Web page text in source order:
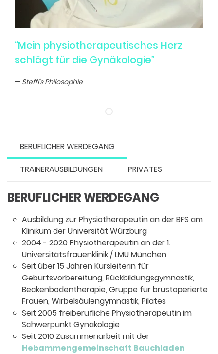
“Mein physiotherapeutisches Herz
schlägt für die Gynäkologie”
Steffi’s Philosophie
BERUFLICHER WERDEGANG
TRAINERAUSBILDUNGEN PRIVATES
BERUFLICHER WERDEGANG
Ausbildung zur Physiotherapeutin an der BFS am
Klinikum der Uni­versität Würzburg
2004 - 2020 Physiotherapeutin an der 1.
Universitätsfrauenklinik / LMU München
Seit über 15 Jahren Kursleiterin für
Geburtsvorbereitung, Rückbil­dungsgymnastik,
Beckenboden­therapie, Gruppe für brustoperierte
Frauen, Wirbelsäulengymnastik, Pilates
Seit 2005 freiberufliche Physiotherapeutin im
Schwerpunkt Gynäkologie
Seit 2010 Zusammenarbeit mit der
Hebammengemeinschaft Bauchladen